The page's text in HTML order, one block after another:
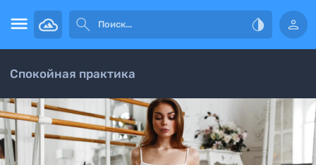
   
Спокойная практика